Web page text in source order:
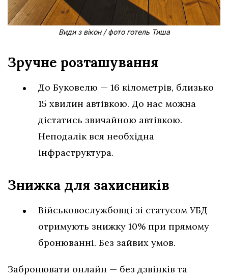
Види з вікон / фото готель Тиша
Зручне розташування
До Буковелю — 16 кілометрів, близько
15 хвилин автівкою. До нас можна
дістатись звичайною автівкою.
Неподалік вся необхідна
інфраструктура.
Знижка для захисників
Військовослужбовці зі статусом УБД
отримують знижку 10% при прямому
бронюванні. Без зайвих умов.
Забронювати онлайн — без дзвінків та